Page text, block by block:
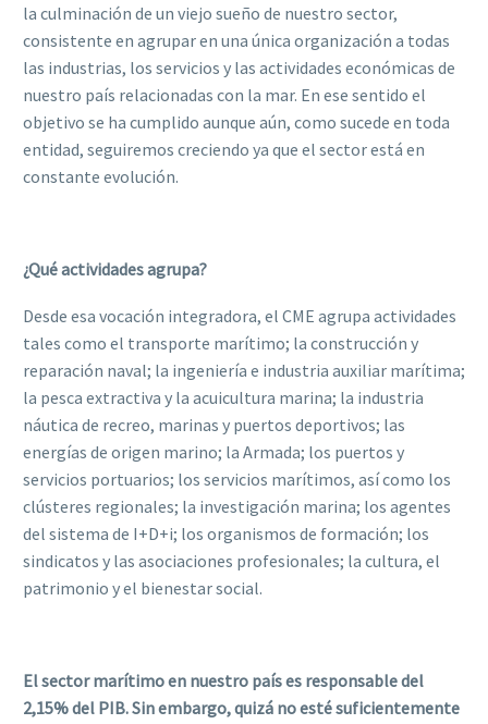
la culminación de un viejo sueño de nuestro sector,
consistente en agrupar en una única organización a todas
las industrias, los servicios y las actividades económicas de
nuestro país relacionadas con la mar. En ese sentido el
objetivo se ha cumplido aunque aún, como sucede en toda
entidad, seguiremos creciendo ya que el sector está en
constante evolución.
¿Qué actividades agrupa?
Desde esa vocación integradora, el CME agrupa actividades
tales como el transporte marítimo; la construcción y
reparación naval; la ingeniería e industria auxiliar marítima;
la pesca extractiva y la acuicultura marina; la industria
náutica de recreo, marinas y puertos deportivos; las
energías de origen marino; la Armada; los puertos y
servicios portuarios; los servicios marítimos, así como los
clústeres regionales; la investigación marina; los agentes
del sistema de I+D+i; los organismos de formación; los
sindicatos y las asociaciones profesionales; la cultura, el
patrimonio y el bienestar social.
El sector marítimo en nuestro país es responsable del
2,15% del PIB. Sin embargo, quizá no esté suficientemente